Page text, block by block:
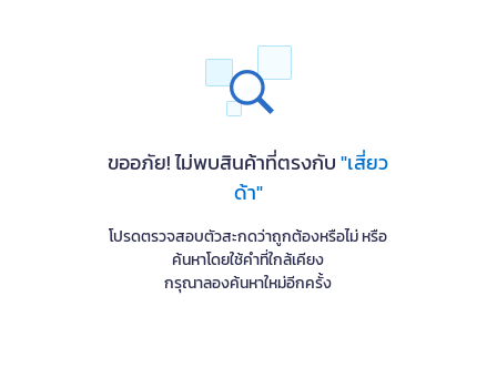
ขออภัย! ไม่พบสินค้าที่ตรงกับ"เสี่ยว
ด้า"
โปรดตรวจสอบตัวสะกดว่าถูกต้องหรือไม่ หรือ
ค้นหาโดยใช้คำที่ใกล้เคียง
กรุณาลองค้นหาใหม่อีกครั้ง